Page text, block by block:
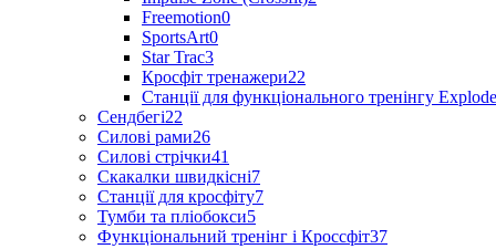
Freemotion0
SportsArt0
Star Trac3
Кросфіт тренажери22
Станції для функціонального тренінгу Explode
Сендбегі22
Силові рами26
Силові стрічки41
Скакалки швидкісні7
Станції для кросфіту7
Тумби та пліобокси5
Функціональний тренінг і Кроссфіт37